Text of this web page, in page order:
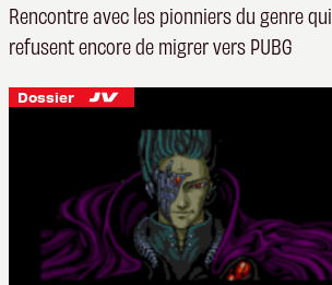
Rencontre avec les pionniers du genre qui
refusent encore de migrer vers PUBG
Dossier